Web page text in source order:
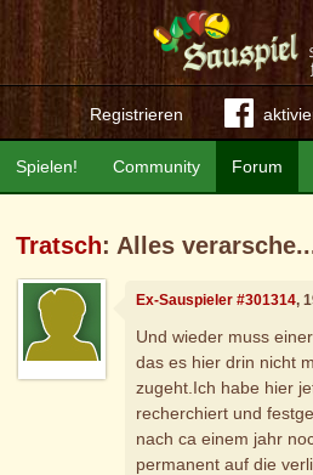
Registrieren
Community Forum
Spielen!
Tratsch: Alles
Ex-Sauspieler #301314,
Und wieder muss
das es hier drin nicht
zugeht.Ich habe hier
recherchiert und
nach ca einem jahr
permanent auf die